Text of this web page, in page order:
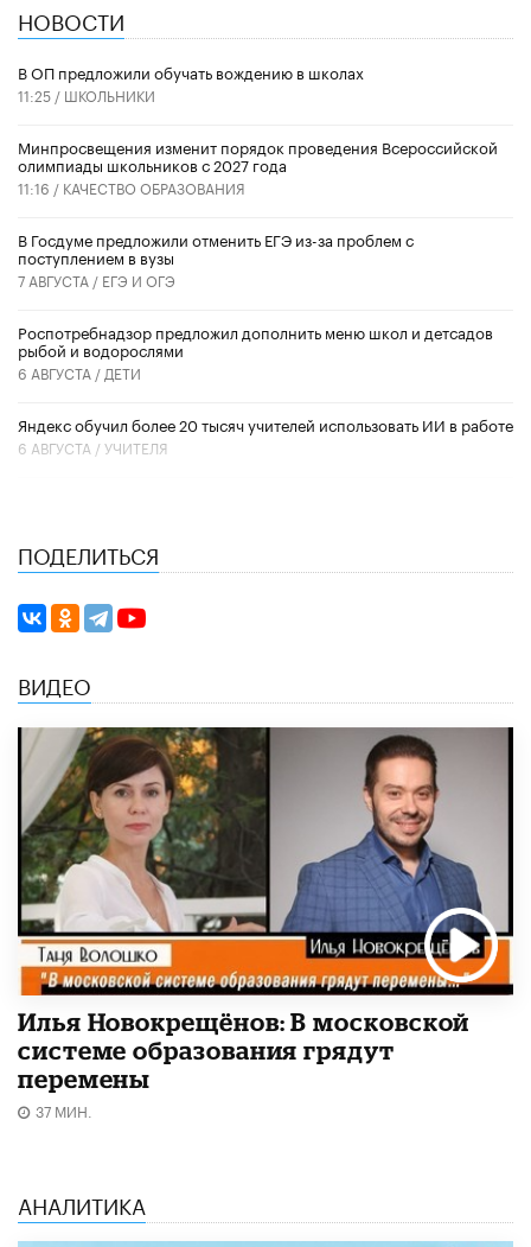
НОВОСТИ
В ОП предложили обучать вождению в школах
11:25 / ШКОЛЬНИКИ
Минпросвещения изменит порядок проведения Всероссийской
олимпиады школьников с 2027 года
11:16 / КАЧЕСТВО ОБРАЗОВАНИЯ
В Госдуме предложили отменить ЕГЭ из-за проблем с
поступлением в вузы
7 АВГУСТА / ЕГЭ И ОГЭ
Роспотребнадзор предложил дополнить меню школ и детсадов
рыбой и водорослями
6 АВГУСТА / ДЕТИ
​Яндекс обучил более 20 тысяч учителей использовать ИИ в работе
6 АВГУСТА /УЧИТЕЛЯ
ПОДЕЛИТЬСЯ
ВИДЕО
Илья Новокрещёнов: В московской
системе образования грядут
перемены
37 МИН.
АНАЛИТИКА